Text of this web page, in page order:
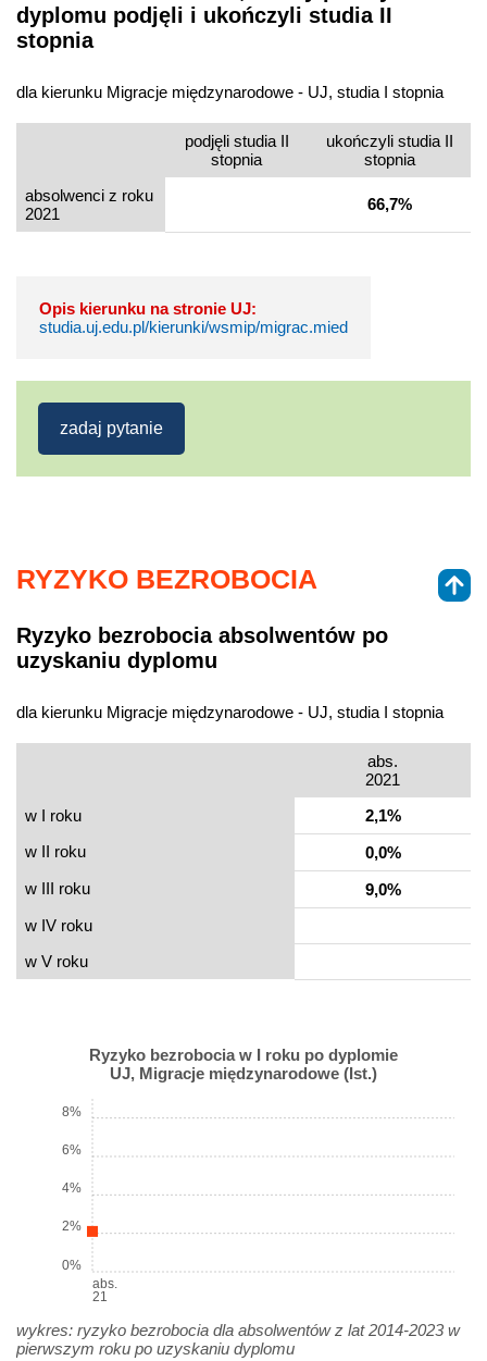
dyplomu podjęli i ukończyli studia II
stopnia
dla kierunku Migracje międzynarodowe - UJ, studia I stopnia
podjęli studia II
stopnia
ukończyli studia II
stopnia
absolwenci z roku
2021
66,7%
Opis kierunku na stronie UJ:
studia.uj.edu.pl/kierunki/wsmip/migrac.mied
zadaj pytanie
RYZYKO BEZROBOCIA
Ryzyko bezrobocia absolwentów po
uzyskaniu dyplomu
dla kierunku Migracje międzynarodowe - UJ, studia I stopnia
abs.
2021
w I roku
2,1%
w II roku
0,0%
w III roku
9,0%
w IV roku
w V roku
Ryzyko bezrobocia w I roku po dyplomie
UJ, Migracje międzynarodowe (Ist.)
abs.
21
0%
2%
4%
6%
8%
wykres: ryzyko bezrobocia dla absolwentów z lat 2014-2023 w
pierwszym roku po uzyskaniu dyplomu